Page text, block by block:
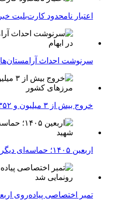
اعتبار نامحدود کارت‌بلیت
سرنوشت احداث
خروج بیش از ۳ میلیون و ۳۵۲ هزار زائر از مرزهای کشور
اربعین ۱۴۰۵؛ حماسه‌ای دیگر با سوگ رهبر شهید
تمبر اختصاصی پیاده‌روی